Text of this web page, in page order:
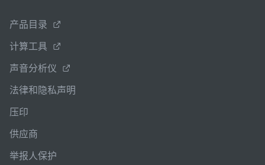
产品目录
计算工具
声音分析仪
法律和隐私声明
压印
供应商
举报人保护